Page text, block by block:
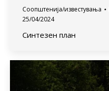
Соопштенија/известувања
25/04/2024
Синтезен план